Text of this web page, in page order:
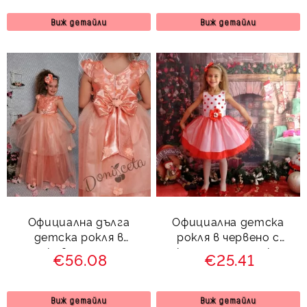
Виж детайли Виж детайли
Официална дълга
детска рокля в
прасковено с тюл и
панделка отзад 278
€56.08
Виж детайли
Официална детска
рокля в червено с
коледна панделка
€25.41
Виж детайли